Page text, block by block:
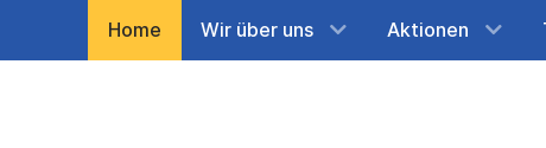
Home Wir über uns Aktionen